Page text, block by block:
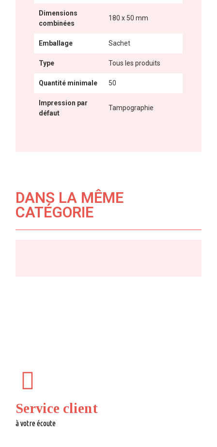
Dimensions
combinées
180 x 50 mm
Emballage Sachet
Type Tous les produits
Quantité minimale 50
Impression par
défaut
Tampographie
DANS LA MÊME
CATÉGORIE
Service client
à votre écoute